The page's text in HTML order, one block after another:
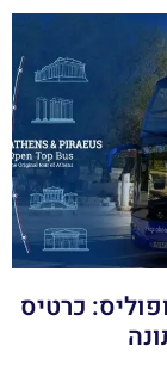
כרטיס